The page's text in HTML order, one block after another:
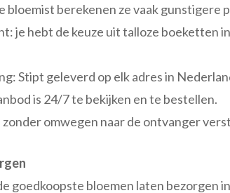
bloemist berekenen ze vaak gunstigere
je hebt de keuze uit talloze boeketten
Stipt geleverd op elk adres in
is 24/7 te bekijken en te bestellen.
omwegen naar de ontvanger
goedkoopste bloemen laten bezorgen